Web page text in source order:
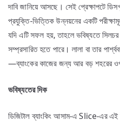
দাবি জানিয়ে আসছে। সেই প্রেক্ষাপটে
প্রযুক্তি-ভিত্তিক উন্নয়নের একটি
যদি এটি সফল হয়, তাহলে ভবিষ্যতে
সম্প্রসারিত হতে পারে। লালা বা তার
—ব্যাংকের কাজের জন্য আর বড় শহরের
ভবিষ্যতেরদিক
ডিজিটাল ব্যাংকিং আসাম-এ Slice-এর এই